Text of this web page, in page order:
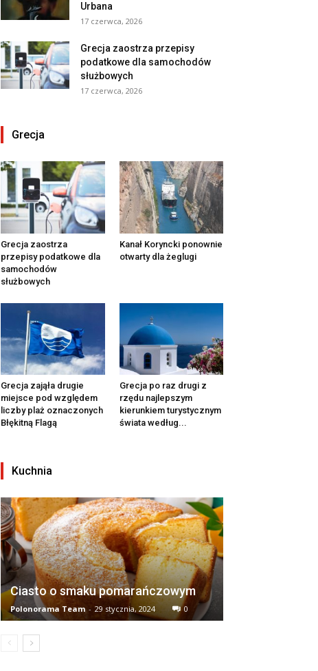
Urbana
17 czerwca, 2026
Grecja zaostrza przepisy
podatkowe dla samochodów
służbowych
17 czerwca, 2026
Grecja
Grecja zaostrza
przepisy podatkowe dla
samochodów
służbowych
Kanał Koryncki ponownie
otwarty dla żeglugi
Grecja zająła drugie
miejsce pod względem
liczby plaż oznaczonych
Błękitną Flagą
Grecja po raz drugi z
rzędu najlepszym
kierunkiem turystycznym
świata według...
Kuchnia
Ciasto o smaku pomarańczowym
Polonorama Team - 29 stycznia, 2024 0